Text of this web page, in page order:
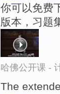
你可以免费
版本，习题
哈佛公开课 -
The